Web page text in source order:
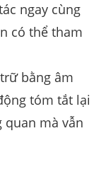
ngay cùng
có thể tham
bằng âm
tóm tắt lại
quan mà vẫn